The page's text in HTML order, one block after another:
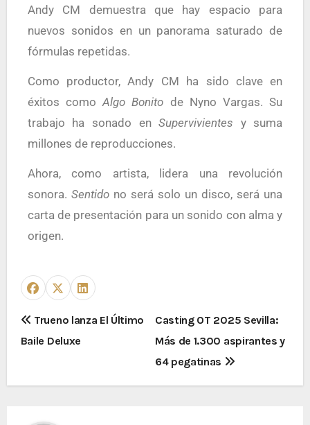
Andy CM demuestra que hay espacio para
nuevos sonidos en un panorama saturado de
fórmulas repetidas.
Como productor, Andy CM ha sido clave en
éxitos comoAlgo Bonito de Nyno Vargas. Su
trabajo ha sonado enSupervivientes y suma
millones de reproducciones.
Ahora, como artista, lidera una revolución
sonora. Sentidono será solo un disco, será una
carta de presentación para un sonido con alma y
origen.
Trueno lanza El Último
Baile Deluxe
Casting OT 2025 Sevilla:
Más de 1.300 aspirantes y
64 pegatinas